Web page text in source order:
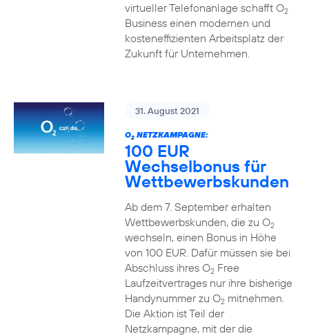
virtueller Telefonanlage schafft O2
Business einen modernen und
kosteneffizienten Arbeitsplatz der
Zukunft für Unternehmen.
31. August 2021
O2NETZKAMPAGNE:
100 EUR
Wechselbonus für
Wettbewerbskunden
Ab dem 7. September erhalten
Wettbewerbskunden, die zu O2
wechseln, einen Bonus in Höhe
von 100 EUR. Dafür müssen sie bei
Abschluss ihres O2Free
Laufzeitvertrages nur ihre bisherige
Handynummer zu O2mitnehmen.
Die Aktion ist Teil der
Netzkampagne, mit der die